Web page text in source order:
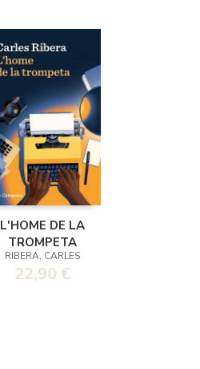
L'HOME DE LA
TROMPETA
RIBERA, CARLES
22,90 €